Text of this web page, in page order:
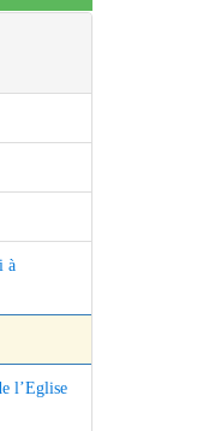
à
l’Eglise